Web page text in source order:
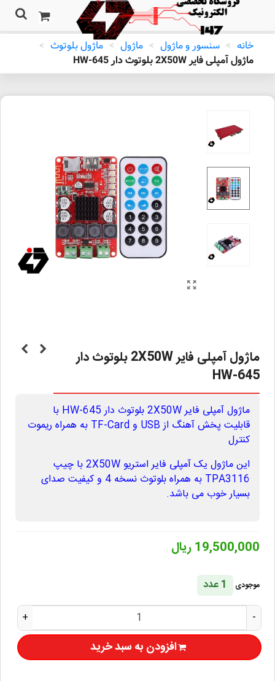
خانه > سنسور و ماژول > ماژول > ماژول بلوتوث >
ماژول آمپلی فایر 2X50W بلوتوث دار HW-645
ماژول آمپلی فایر 2X50W بلوتوث دار
HW-645
ماژول آمپلی فایر 2X50W بلوتوث دار HW-645 با
قابلیت پخش آهنگ از USB و TF-Card به همراه ریموت
کنترل
این ماژول یک آمپلی فایر استریو 2X50W با چیپ
TPA3116 به همراه بلوتوث نسخه 4 و کیفیت صدای
بسیار خوب می باشد.
19,500,000 ریال
موجودی
1 عدد
-
+
افزودن به سبد خرید